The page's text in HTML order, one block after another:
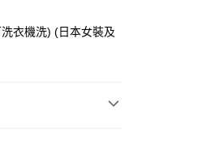
衣機洗) (日本女裝及